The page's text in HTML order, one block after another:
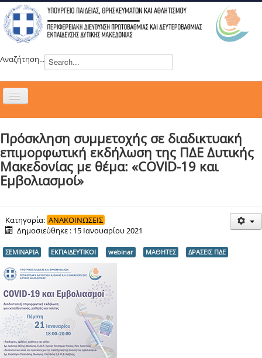
Αναζήτηση...
Εναλλαγή
ΝΕΑ
ΣΥΜΒΟΥΛΙΑ
ΕΥΡΩΠΑΪΚΑ ΠΡΟΓΡΑΜΜΑΤΑ
ΔΡΑΣΕΙΣ
ΕΠΙΚΟΙΝΩΝΙΑ
ΕΞ ΑΠΟΣΤΑΣΕΩΣ ΕΚΠΑΙΔΕΥΣΗ
Πρόσκληση συμμετοχής σε διαδικτυακή
επιμορφωτική εκδήλωση της ΠΔΕ Δυτικής
Μακεδονίας με θέμα: «COVID-19 και
Εμβολιασμοί»
Κατηγορία: ΑΝΑΚΟΙΝΩΣΕΙΣ
Δημοσιεύθηκε : 15 Ιανουαρίου 2021
ΣΕΜΙΝΑΡΙΑ ΕΚΠΑΙΔΕΥΤΙΚΟΙ webinar ΜΑΘΗΤΕΣ ΔΡΑΣΕΙΣ ΠΔΕ